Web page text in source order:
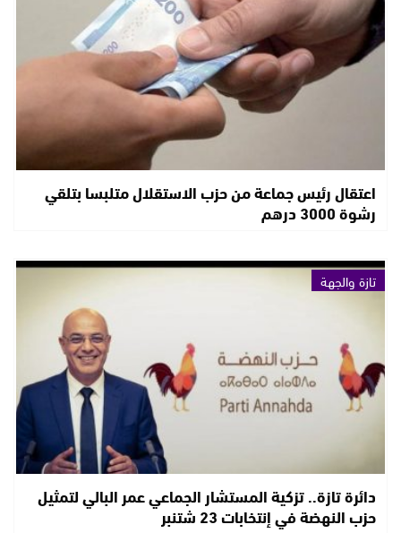
اعتقال رئيس جماعة من حزب الاستقلال متلبسا بتلقي
رشوة 3000 درهم
تازة والجهة
دائرة تازة.. تزكية المستشار الجماعي عمر البالي لتمثيل
حزب النهضة في إنتخابات 23 شتنبر